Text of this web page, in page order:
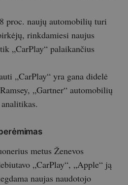
proc. naujų automobilių turi
rinkdamiesi naujus
„CarPlay“ palaikančius
„CarPlay“ yra gana didelė
„Gartner“ automobilių
metus Ženevos
„CarPlay“, „Apple“ ją
naujas naudotojo